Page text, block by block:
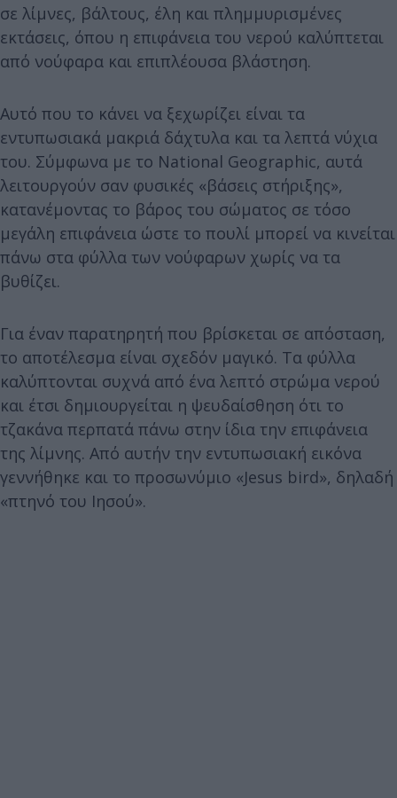
σε λίμνες, βάλτους, έλη και πλημμυρισμένες
εκτάσεις, όπου η επιφάνεια του νερού καλύπτεται
από νούφαρα και επιπλέουσα βλάστηση.
Αυτό που το κάνει να ξεχωρίζει είναι τα
εντυπωσιακά μακριά δάχτυλα και τα λεπτά νύχια
του. Σύμφωνα με το National Geographic, αυτά
λειτουργούν σαν φυσικές «βάσεις στήριξης»,
κατανέμοντας το βάρος του σώματος σε τόσο
μεγάλη επιφάνεια ώστε το πουλί μπορεί να κινείται
πάνω στα φύλλα των νούφαρων χωρίς να τα
βυθίζει.
Για έναν παρατηρητή που βρίσκεται σε απόσταση,
το αποτέλεσμα είναι σχεδόν μαγικό. Τα φύλλα
καλύπτονται συχνά από ένα λεπτό στρώμα νερού
και έτσι δημιουργείται η ψευδαίσθηση ότι το
τζακάνα περπατά πάνω στην ίδια την επιφάνεια
της λίμνης. Από αυτήν την εντυπωσιακή εικόνα
γεννήθηκε και το προσωνύμιο «Jesus bird», δηλαδή
«πτηνό του Ιησού».